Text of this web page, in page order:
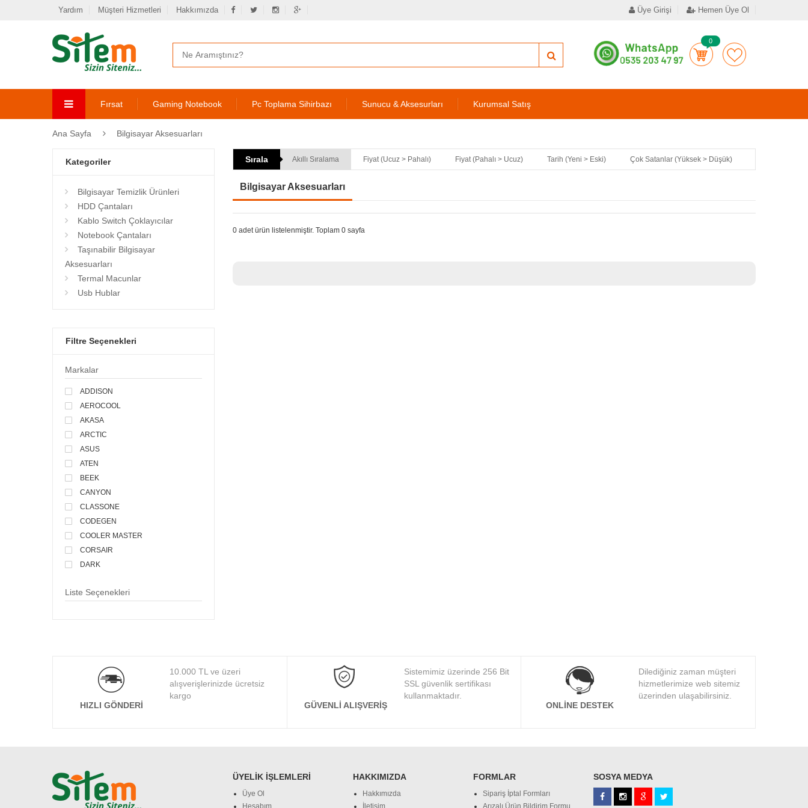
Yardım Müşteri Hizmetleri Hakkımızda Üye Girişi Hemen Üye Ol
0
Fırsat Gaming Notebook Pc Toplama Sihirbazı Sunucu & Aksesurları Kurumsal Satış
Ana Sayfa Bilgisayar Aksesuarları
Kategoriler
Bilgisayar Temizlik Ürünleri
HDD Çantaları
Kablo Switch Çoklayıcılar
Notebook Çantaları
Taşınabilir Bilgisayar
Aksesuarları
Termal Macunlar
Usb Hublar
Filtre Seçenekleri
Markalar
ADDISON
AEROCOOL
AKASA
ARCTIC
ASUS
ATEN
BEEK
CANYON
CLASSONE
CODEGEN
COOLER MASTER
CORSAIR
DARK
DELL
EVERCOOL
EVEREST
FRISBY
HYTECH
JABRA
Liste Seçenekleri
Sırala Akıllı Sıralama Fiyat (Ucuz > Pahalı) Fiyat (Pahalı > Ucuz) Tarih (Yeni > Eski) Çok Satanlar (Yüksek > Düşük)
Bilgisayar Aksesuarları
0 adet ürün listelenmiştir. Toplam 0 sayfa
HIZLI GÖNDERI
10.000 TL ve üzeri
alışverişlerinizde ücretsiz
kargo
GÜVENLI ALIŞVERIŞ
Sistemimiz üzerinde 256 Bit
SSL güvenlik sertifikası
kullanmaktadır.
ONLINE DESTEK
Dilediğiniz zaman müşteri
hizmetlerimize web sitemiz
üzerinden ulaşabilirsiniz.
ÜYELIK İŞLEMLERI
Üye Ol
Hesabım
HAKKIMIZDA
Hakkımızda
İletişim
FORMLAR
Sipariş İptal Formları
Arızalı Ürün Bildirim Formu
SOSYA MEDYA